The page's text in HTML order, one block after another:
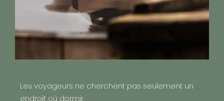
Les voyageurs ne cherchent pas seulement un
endroit où dormir.